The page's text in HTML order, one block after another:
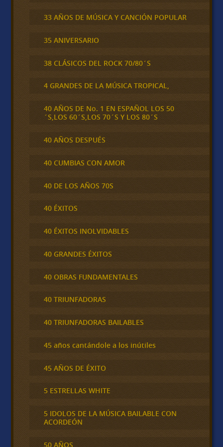
33 AÑOS DE MÚSICA Y CANCIÓN POPULAR
35 ANIVERSARIO
38 CLÁSICOS DEL ROCK 70/80´S
4 GRANDES DE LA MÚSICA TROPICAL,
40 AÑOS DE No. 1 EN ESPAÑOL LOS 50
´S,LOS 60´S,LOS 70´S Y LOS 80´S
40 AÑOS DESPUÉS
40 CUMBIAS CON AMOR
40 DE LOS AÑOS 70S
40 ÉXITOS
40 ÉXITOS INOLVIDABLES
40 GRANDES ÉXITOS
40 OBRAS FUNDAMENTALES
40 TRIUNFADORAS
40 TRIUNFADORAS BAILABLES
45 años cantándole a los inútiles
45 AÑOS DE ÉXITO
5 ESTRELLAS WHITE
5 IDOLOS DE LA MÚSICA BAILABLE CON
ACORDEÓN
50 AÑOS